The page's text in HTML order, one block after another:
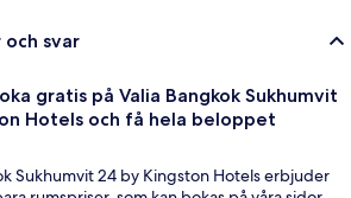
svar
gratis på Valia Bangkok Sukhumvit
Hotels och få hela beloppet
Sukhumvit 24 by Kingston Hotels erbjuder